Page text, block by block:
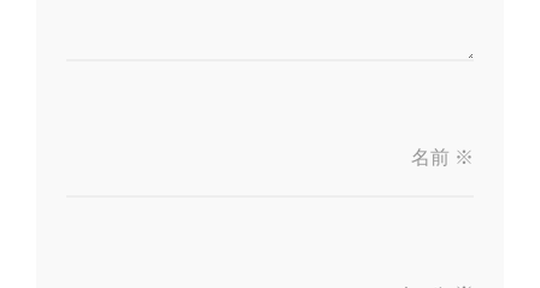
名前 ※